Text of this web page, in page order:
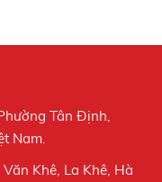
Tân Định,
Nam.
Khê, La Khê, Hà